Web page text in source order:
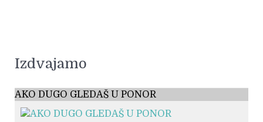
Izdvajamo
AKO DUGO GLEDAŠ U PONOR